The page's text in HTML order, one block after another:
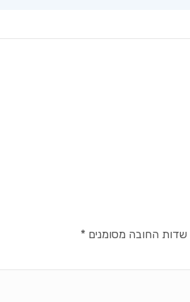
שדות החובה מסומנים*